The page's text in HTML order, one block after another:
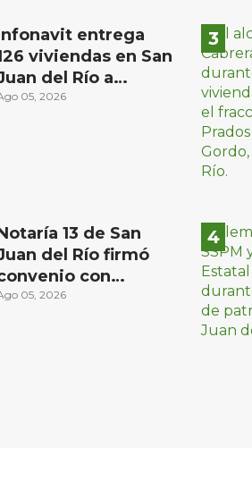
entrega
viviendas en San
del Río a
de bajos
05, 2026
13 de San
del Río firmó
con
Privada
05, 2026